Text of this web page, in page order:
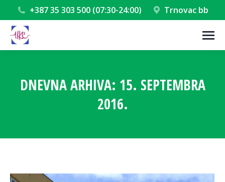
+387 35 303 500 (07:30-24:00) Trnovac bb
DNEVNA ARHIVA: 15. SEPTEMBRA
2016.